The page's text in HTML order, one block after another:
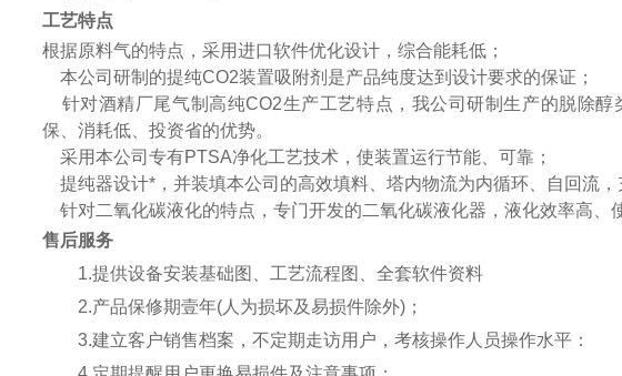
工艺特点
根据原料气的特点，采用进口软件优化设计，综合能耗低；
本公司研制的提纯CO2装置吸附剂是产品纯度达到设计要求的保证；
针对酒精厂尾气制高纯CO2生产工艺特点，我公司研制生产的脱除
保、消耗低、投资省的优势。
采用本公司专有PTSA净化工艺技术，使装置运行节能、可靠；
提纯器设计*，并装填本公司的高效填料、塔内物流为内循环、自回流
针对二氧化碳液化的特点，专门开发的二氧化碳液化器，液化效率高、
售后服务
1.提供设备安装基础图、工艺流程图、全套软件资料
2.产品保修期壹年(人为损坏及易损件除外)；
3.建立客户销售档案，不定期走访用户，考核操作人员操作水平：